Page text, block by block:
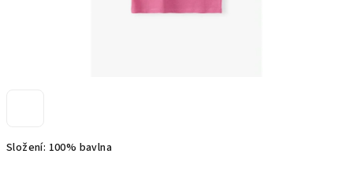
Složení: 100% bavlna